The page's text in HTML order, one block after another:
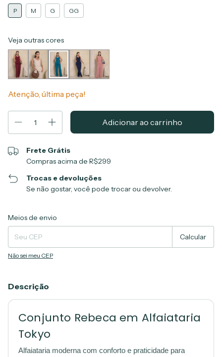
P M G GG
Veja outras cores
Atenção, última peça!
Frete Grátis
Compras acima de R$299
Trocas e devoluções
Se não gostar, você pode trocar ou devolver.
Entregas para o CEP:
Meios de envio
Calcular
Não sei meu CEP
Descrição
Conjunto Rebeca em Alfaiataria
Tokyo
Alfaiataria moderna com conforto e praticidade para